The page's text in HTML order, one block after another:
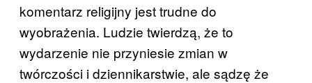
komentarz religijny jest trudne do
wyobrażenia. Ludzie twierdzą, że to
wydarzenie nie przyniesie zmian w
twórczości i dziennikarstwie, ale sądzę że